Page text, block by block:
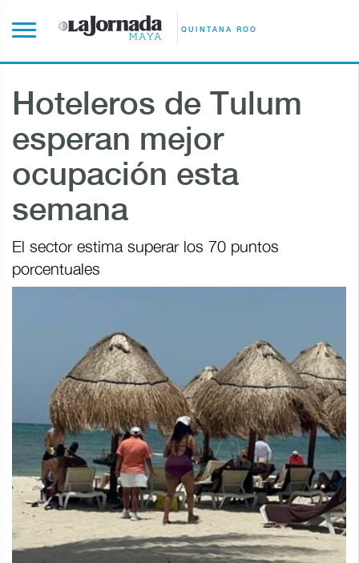
QUINTANA ROO
Hoteleros de Tulum
esperan mejor
ocupación esta
semana
El sector estima superar los 70 puntos
porcentuales